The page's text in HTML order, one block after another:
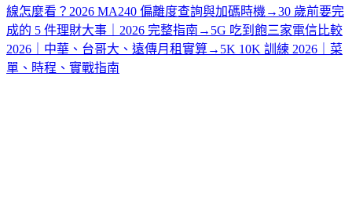
線怎麼看？2026 MA240 偏離度查詢與加碼時機 →30 歲前要完
成的 5 件理財大事｜2026 完整指南 → 5G 吃到飽三家電信比較
2026｜中華、台哥大、遠傳月租實算→ 5K 10K 訓練 2026｜菜
單、時程、實戰指南